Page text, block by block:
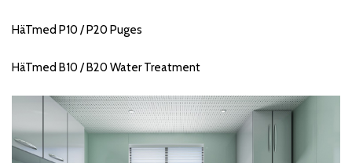
HäTmed P10 / P20 Puges
HäTmed B10 / B20 Water Treatment